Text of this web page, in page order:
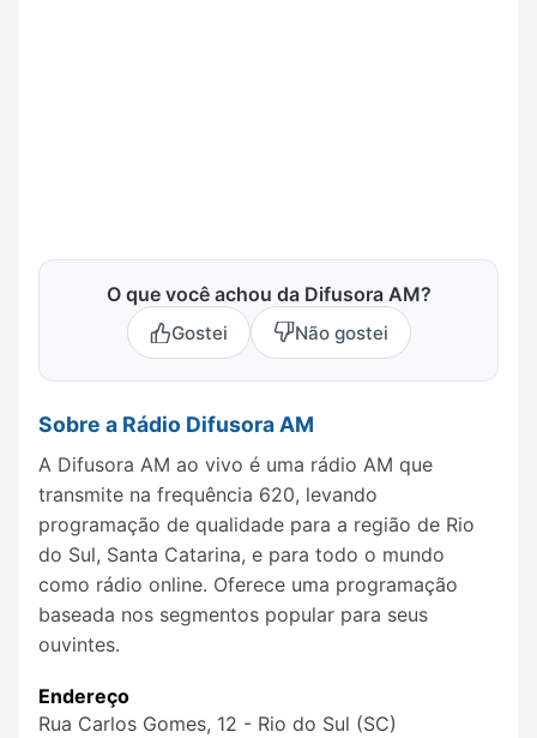
O que você achou da Difusora AM?
Gostei Não gostei
Sobre a Rádio Difusora AM
A Difusora AM ao vivo é uma rádio AM que
transmite na frequência 620, levando
programação de qualidade para a região de Rio
do Sul, Santa Catarina, e para todo o mundo
como rádio online. Oferece uma programação
baseada nos segmentos popular para seus
ouvintes.
Endereço
Rua Carlos Gomes, 12 - Rio do Sul (SC)